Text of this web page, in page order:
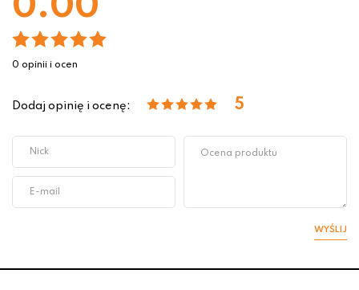
0.00
0 opinii i ocen
Dodaj opinię i ocenę: 5
WYŚLIJ